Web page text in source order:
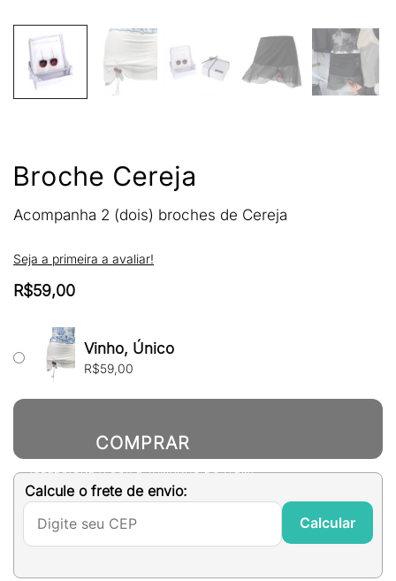
Broche Cereja
Acompanha 2 (dois) broches de Cereja
Seja a primeira a avaliar!
R$59,00
Vinho, Único
R$59,00
COMPRAR
Calcule o frete de envio:
Calcular